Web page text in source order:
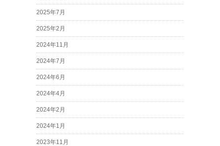
2025年7月
2025年2月
2024年11月
2024年7月
2024年6月
2024年4月
2024年2月
2024年1月
2023年11月